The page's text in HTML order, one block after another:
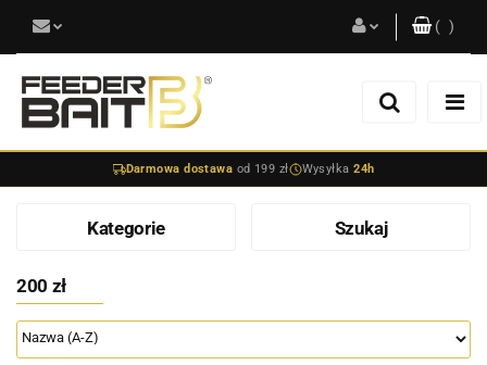
Zarejestruj się
( )
Darmowa dostawa od 199 zł Wysyłka24h
Kategorie Szukaj
200 zł